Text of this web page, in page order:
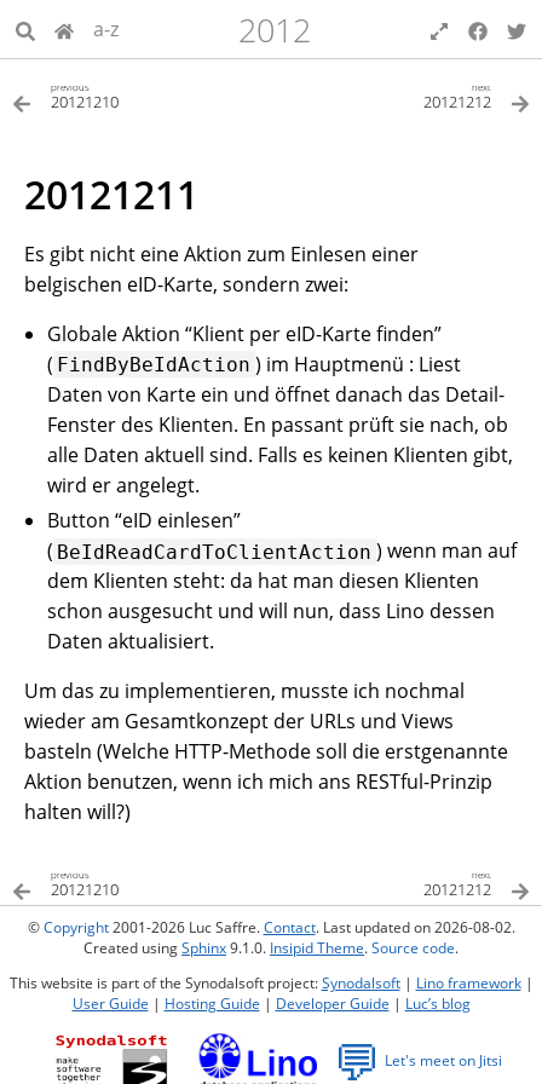
a-z 2012
previous
20121210
next
20121212
20121211
Es gibt nicht eine Aktion zum Einlesen einer
belgischen eID-Karte, sondern zwei:
Globale Aktion “Klient per eID-Karte finden”
( FindByBeIdAction ) im Hauptmenü : Liest
Daten von Karte ein und öffnet danach das Detail-
Fenster des Klienten. En passant prüft sie nach, ob
alle Daten aktuell sind. Falls es keinen Klienten gibt,
wird er angelegt.
Button “eID einlesen”
( BeIdReadCardToClientAction ) wenn man auf
dem Klienten steht: da hat man diesen Klienten
schon ausgesucht und will nun, dass Lino dessen
Daten aktualisiert.
Um das zu implementieren, musste ich nochmal
wieder am Gesamtkonzept der URLs und Views
basteln (Welche HTTP-Methode soll die erstgenannte
Aktion benutzen, wenn ich mich ans RESTful-Prinzip
halten will?)
previous
20121210
next
20121212
©Copyright2001-2026 Luc Saffre.Contact. Last updated on 2026-08-02.
Created usingSphinx9.1.0. Insipid Theme.Source code.
This website is part of the Synodalsoft project:Synodalsoft| Lino framework|
User Guide | Hosting Guide | Developer Guide | Luc’s blog
💬 Let's meet on Jitsi